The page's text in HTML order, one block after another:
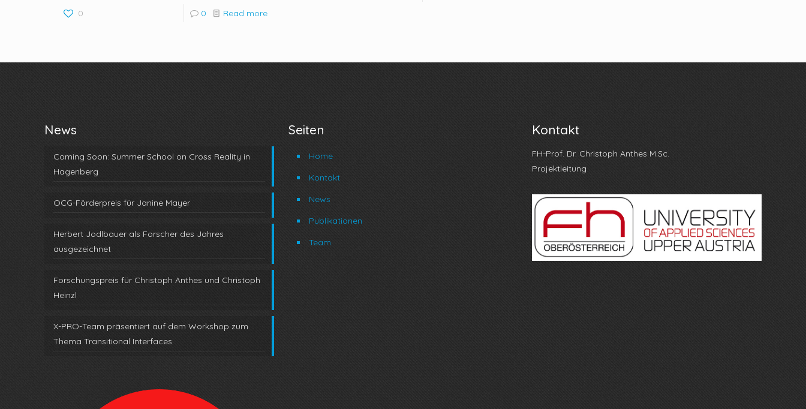
0 0 Read more
News
Coming Soon: Summer School on Cross Reality in
Hagenberg
OCG-Förderpreis für Janine Mayer
Herbert Jodlbauer als Forscher des Jahres
ausgezeichnet
Forschungspreis für Christoph Anthes und Christoph
Heinzl
X-PRO-Team präsentiert auf dem Workshop zum
Thema Transitional Interfaces
Seiten
Home
Kontakt
News
Publikationen
Team
Kontakt
FH-Prof. Dr. Christoph Anthes M.Sc.
Projektleitung